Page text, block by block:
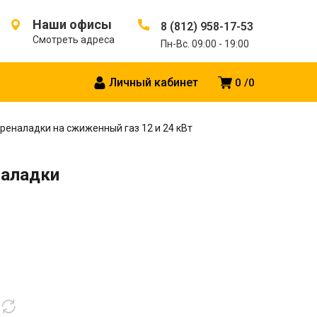
Наши офисы
Смотреть адреса
8 (812) 958-17-53
Пн-Вс. 09:00 - 19:00
0 0
Личный кабинет
на сжиженный газ 12 и 24 кВт